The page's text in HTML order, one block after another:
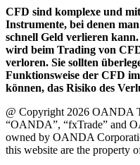
CFD sind komplexe und
Instrumente, bei denen
schnell Geld verlieren
wird beim Trading von
verloren. Sie sollten
Funktionsweise der CFD
können, das Risiko des
@ Copyright 2026 OANDA
“OANDA”, “fxTrade” and
owned by OANDA
this website are the property